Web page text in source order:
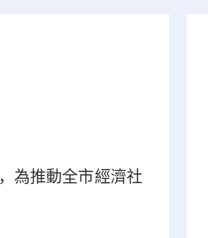
為推動全市經濟社